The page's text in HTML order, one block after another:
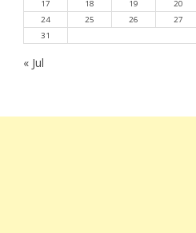
17
18 19 20
24
25 26 27
31
« Jul